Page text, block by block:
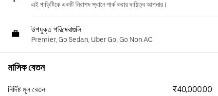
এই গাড়িটিকে একটি নিরাপদ স্থানে পার্ক করার দায়িত্ব আপনার।
উপযুক্ত পরিষেবাগুলি
Premier, Go Sedan, Uber Go, Go Non AC
মাসিক বেতন
নির্দিষ্ট মূল বেতন ₹40,000.00